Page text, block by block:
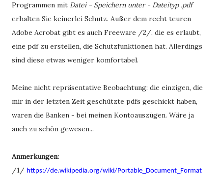
Programmen mit Datei - Speichern unter - Dateityp .pdf
erhalten Sie keinerlei Schutz. Außer dem recht teuren
Adobe Acrobat gibt es auch Freeware /2/, die es erlaubt,
eine pdf zu erstellen, die Schutzfunktionen hat. Allerdings
sind diese etwas weniger komfortabel.
Meine nicht repräsentative Beobachtung: die einzigen, die
mir in der letzten Zeit geschützte pdfs geschickt haben,
waren die Banken - bei meinen Kontoauszügen. Wäre ja
auch zu schön gewesen...
Anmerkungen:
/1/ https://de.wikipedia.org/wiki/Portable_Document_Format